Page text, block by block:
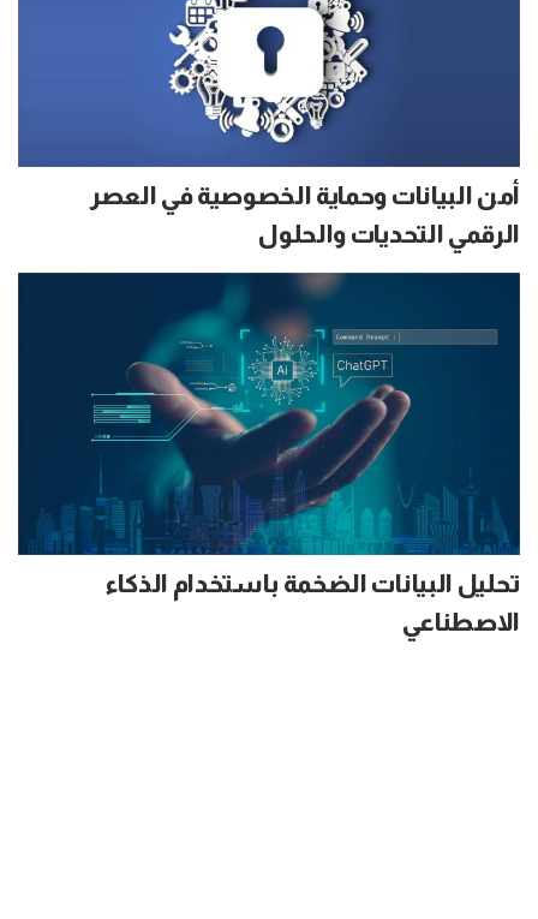
أمن البيانات وحماية الخصوصية في العصر
الرقمي التحديات والحلول
تحليل البيانات الضخمة باستخدام الذكاء
الاصطناعي